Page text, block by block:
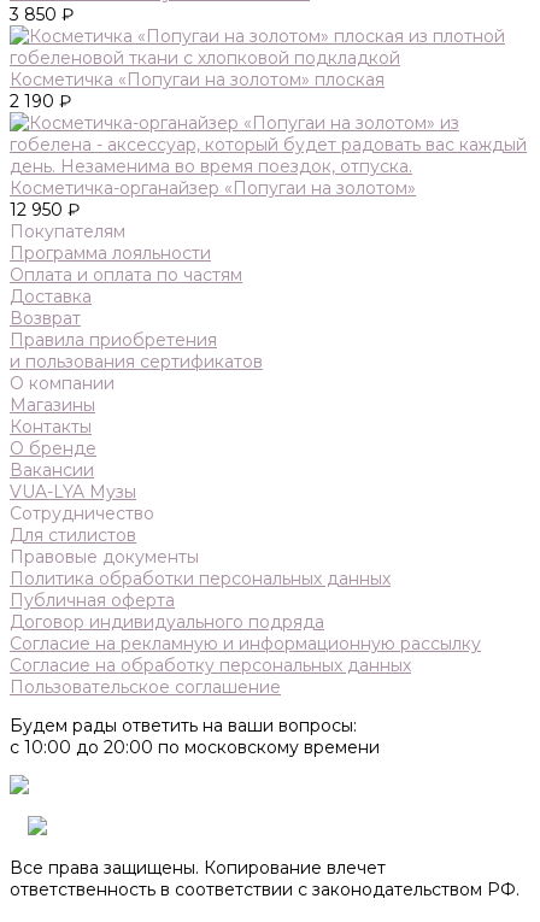
3 850 ₽
Косметичка «Попугаи на золотом» плоская
2 190 ₽
Косметичка-органайзер «Попугаи на золотом»
12 950 ₽
Покупателям
Программа лояльности
Оплата и оплата по частям
Доставка
Возврат
Правила приобретения
и пользования сертификатов
О компании
Магазины
Контакты
О бренде
Вакансии
VUA-LYA Музы
Сотрудничество
Для стилистов
Правовые документы
Политика обработки персональных данных
Публичная оферта
Договор индивидуального подряда
Согласие на рекламную и информационную рассылку
Согласие на обработку персональных данных
Пользовательское соглашение
Будем рады ответить на ваши вопросы:
с 10:00 до 20:00 по московскому времени
Все права защищены. Копирование влечет
ответственность в соответствии с законодательством РФ.